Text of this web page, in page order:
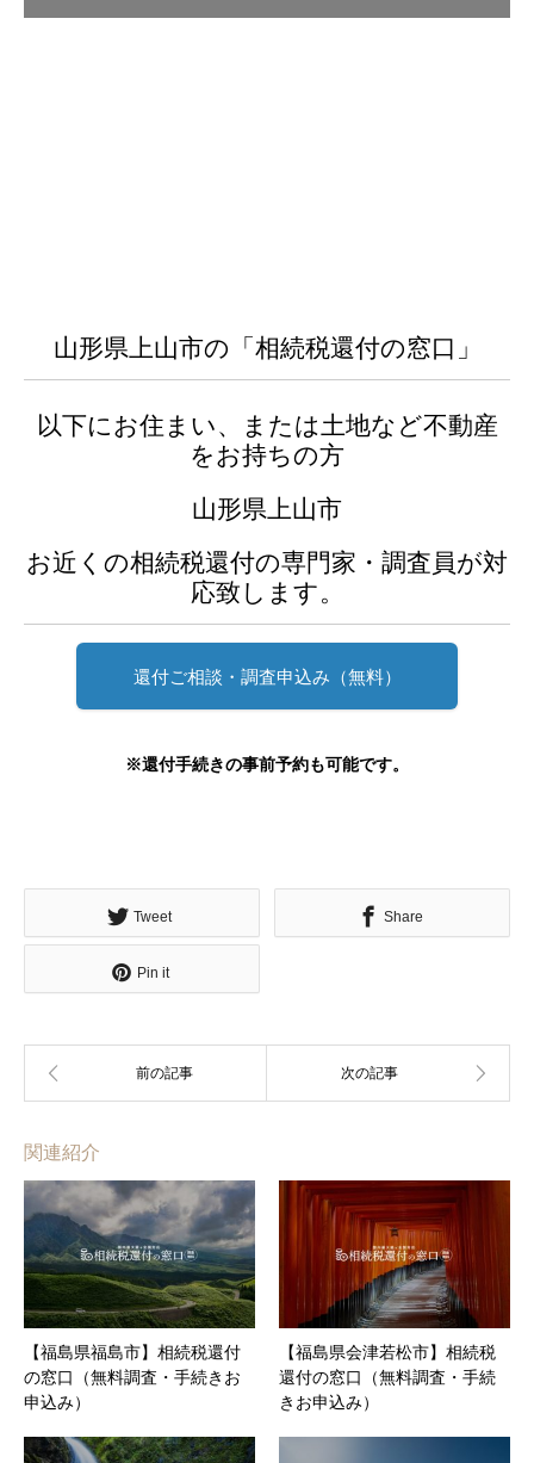
山形県上山市の「相続税還付の窓口」
以下にお住まい、または土地など不動産
をお持ちの方
山形県上山市
お近くの相続税還付の専門家・調査員が対
応致します。
還付ご相談・調査申込み（無料）
※還付手続きの事前予約も可能です。
Tweet Share
Pin it
関連紹介
【福島県福島市】相続税還付
の窓口（無料調査・手続きお
申込み）
【福島県会津若松市】相続税
還付の窓口（無料調査・手続
きお申込み）